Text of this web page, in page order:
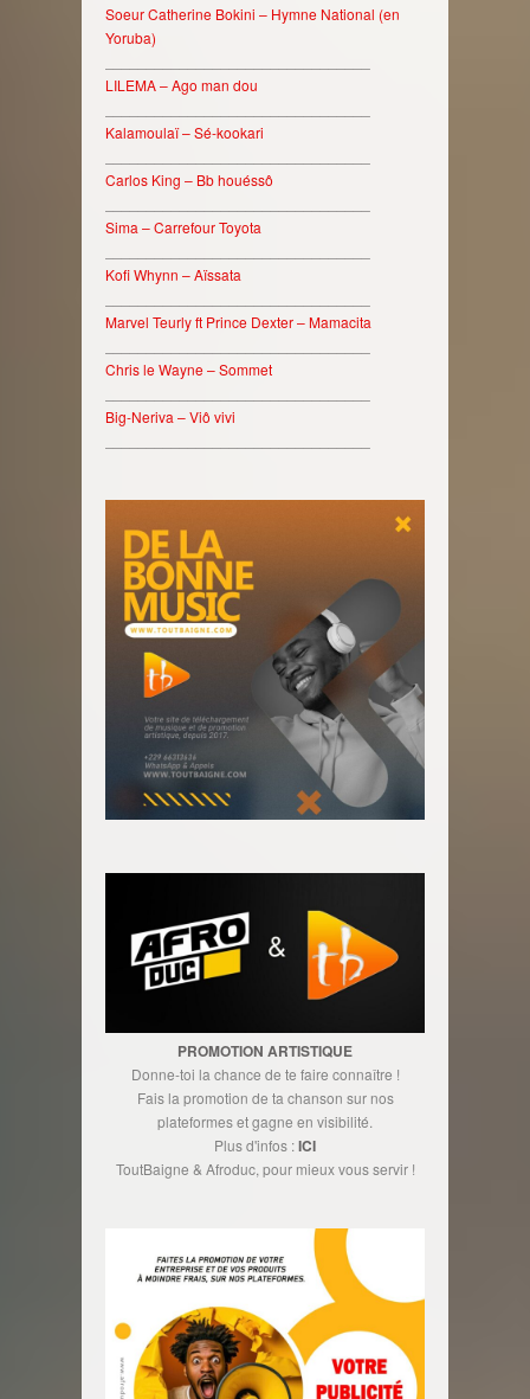
Soeur Catherine Bokini – Hymne National (en
Yoruba)
LILEMA – Ago man dou
Kalamoulaï – Sé-kookari
Carlos King – Bb houéssô
Sima – Carrefour Toyota
Kofi Whynn – Aïssata
Marvel Teurly ft Prince Dexter – Mamacita
Chris le Wayne – Sommet
Big-Neriva – Viô vivi
PROMOTION ARTISTIQUE
Donne-toi la chance de te faire connaître !
Fais la promotion de ta chanson sur nos
plateformes et gagne en visibilité.
Plus d'infos :ICI
ToutBaigne & Afroduc, pour mieux vous servir !